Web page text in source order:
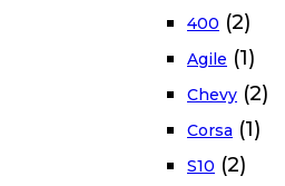
400 (2)
Agile (1)
Chevy (2)
Corsa (1)
S10 (2)